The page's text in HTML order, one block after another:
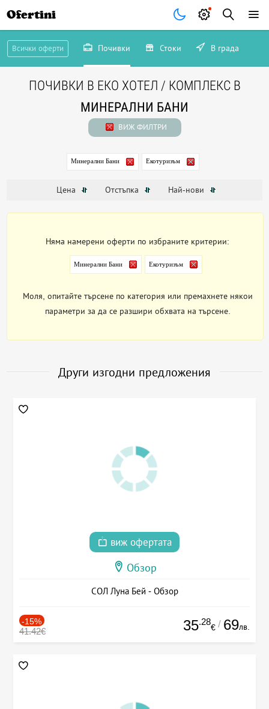
Ofertini
Всички оферти Почивки Стоки В града
ПОЧИВКИ В ЕКО ХОТЕЛ / КОМПЛЕКС В
МИНЕРАЛНИ БАНИ
ВИЖ ФИЛТРИ
Минерални Бани Екотуризъм
Цена Отстъпка Най-нови
Няма намерени оферти по избраните критерии:
Минерални Бани Екотуризъм
Моля, опитайте търсене по категория или премахнете някои
параметри за да се разшири обхвата на търсене.
Други изгодни предложения
виж офертата
Обзор
СОЛ Луна Бей - Обзор
-15%
41.42€ 35.28
€ / 69лв.